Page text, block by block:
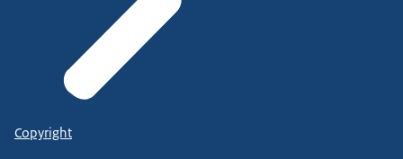
Copyright